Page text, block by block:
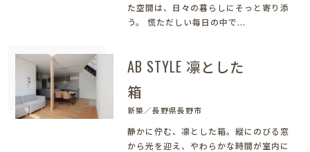
た空間は、日々の暮らしにそっと寄り添
う。 慌ただしい毎日の中で...
AB STYLE 凛とした
箱
新築／長野県長野市
静かに佇む、凛とした箱。縦にのびる窓
から光を迎え、やわらかな時間が室内に